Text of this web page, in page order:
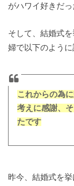
がハワイ好きだっ
そして、結婚式
婦で以下のように
これからの為
考えに感謝、
たです
昨今、結婚式を